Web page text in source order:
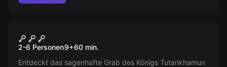
Neu
Tutankhamuns Grabkammer
2-6 Personen9+60 min.
Entdeckt das sagenhafte Grab des Königs Tutankhamun